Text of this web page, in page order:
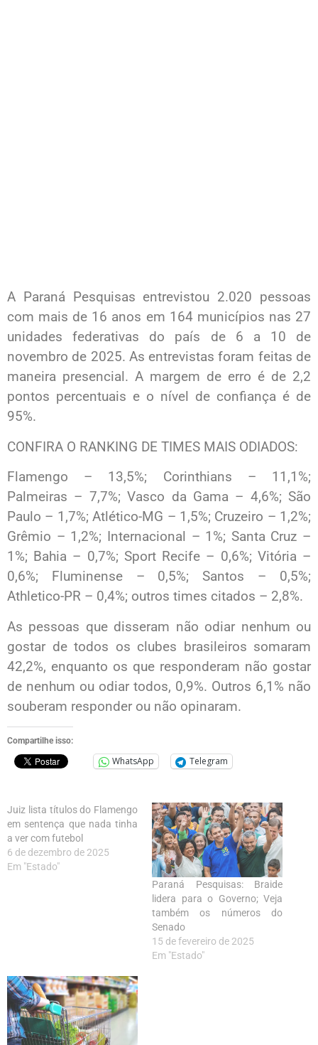
A Paraná Pesquisas entrevistou 2.020 pessoas
com mais de 16 anos em 164 municípios nas 27
unidades federativas do país de 6 a 10 de
novembro de 2025. As entrevistas foram feitas de
maneira presencial. A margem de erro é de 2,2
pontos percentuais e o nível de confiança é de
95%.
CONFIRA O RANKING DE TIMES MAIS ODIADOS:
Flamengo – 13,5%; Corinthians – 11,1%;
Palmeiras – 7,7%; Vasco da Gama – 4,6%; São
Paulo – 1,7%; Atlético-MG – 1,5%; Cruzeiro – 1,2%;
Grêmio – 1,2%; Internacional – 1%; Santa Cruz –
1%; Bahia – 0,7%; Sport Recife – 0,6%; Vitória –
0,6%; Fluminense – 0,5%; Santos – 0,5%;
Athletico-PR – 0,4%; outros times citados – 2,8%.
As pessoas que disseram não odiar nenhum ou
gostar de todos os clubes brasileiros somaram
42,2%, enquanto os que responderam não gostar
de nenhum ou odiar todos, 0,9%. Outros 6,1% não
souberam responder ou não opinaram.
Compartilhe isso:
WhatsApp Telegram
Juiz lista títulos do Flamengo
em sentença que nada tinha
a ver com futebol
6 de dezembro de 2025
Em "Estado"
Paraná Pesquisas: Braide
lidera para o Governo; Veja
também os números do
Senado
15 de fevereiro de 2025
Em "Estado"